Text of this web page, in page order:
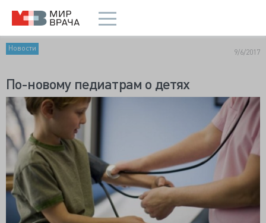
Новости 9/6/2017
По-новому педиатрам о детях